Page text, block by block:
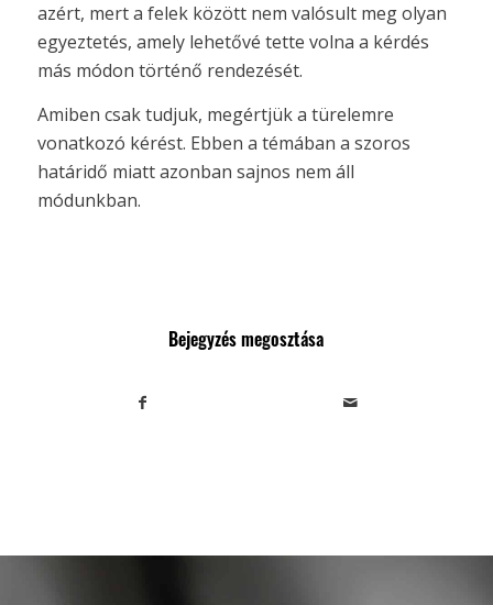
azért, mert a felek között nem valósult meg olyan
egyeztetés, amely lehetővé tette volna a kérdés
más módon történő rendezését.
Amiben csak tudjuk, megértjük a türelemre
vonatkozó kérést. Ebben a témában a szoros
határidő miatt azonban sajnos nem áll
módunkban.
Bejegyzés megosztása